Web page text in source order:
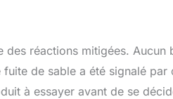
réactions mitigées.
de sable a été signalé
à essayer avant de se